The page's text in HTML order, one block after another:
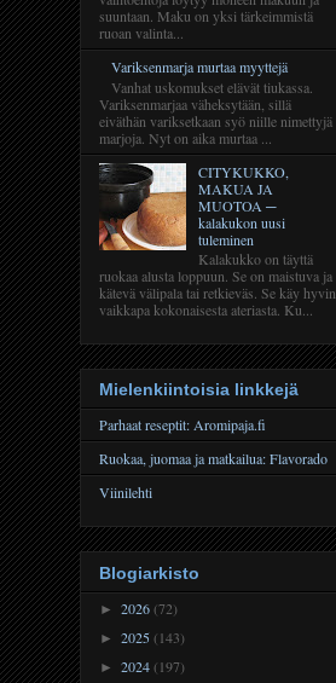
suuntaan. Maku on yksi tärkeimmistä
ruoan valinta...
Variksenmarja murtaa myyttejä
Vanhat uskomukset elävät tiukassa.
Variksenmarjaa väheksytään, sillä
eiväthän variksetkaan syö niille nimettyjä
marjoja. Nyt on aika murtaa ...
CITYKUKKO,
MAKUA JA
MUOTOA ─
kalakukon uusi
tuleminen
Kalakukko on täyttä
ruokaa alusta loppuun. Se on maistuva ja
kätevä välipala tai retkieväs. Se käy hyvin
vaikkapa kokonaisesta ateriasta. Ku...
Mielenkiintoisia linkkejä
Parhaat reseptit: Aromipaja.fi
Ruokaa, juomaa ja matkailua: Flavorado
Viinilehti
Blogiarkisto
► 2026(72)
► 2025(143)
► 2024(197)